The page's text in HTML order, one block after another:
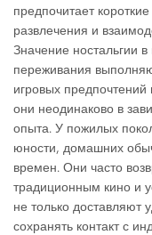
предпочитает
развлечения и
Значение ностальгии
переживания
игровых
они неодинаково в
опыта. У пожилых
юности, домашних
времен. Они часто
традиционным кино и
не только доставляют
сохранять контакт с